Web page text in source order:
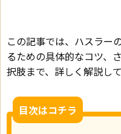
この記事では、ハスラー
るための具体的なコツ、
択肢まで、詳しく解説して
目次はコチラ